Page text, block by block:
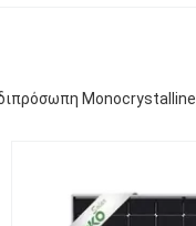
Monocrystalline